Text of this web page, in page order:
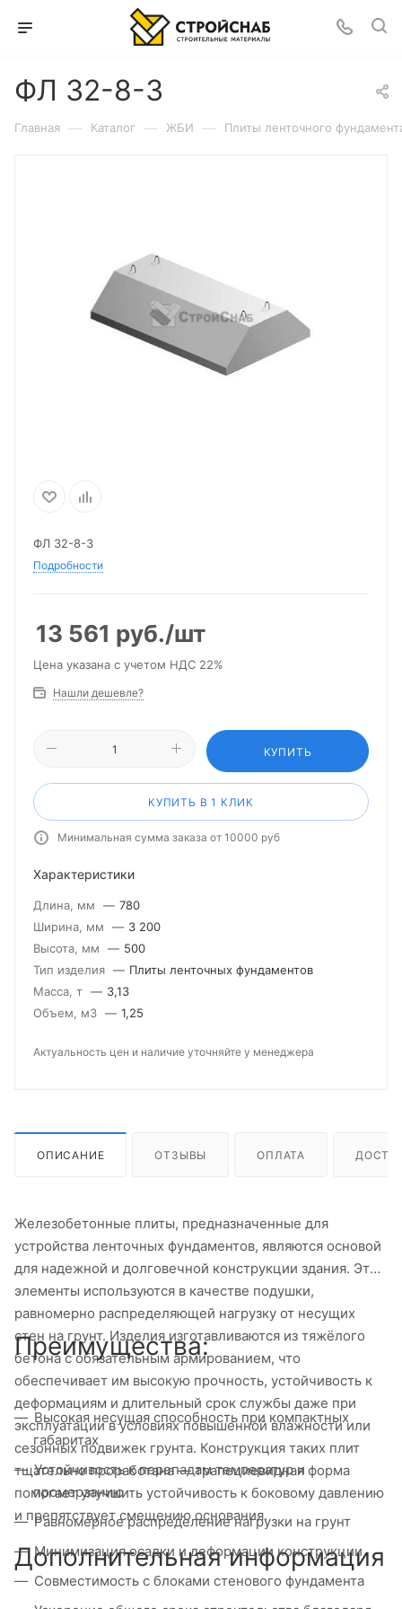
ФЛ 32-8-3
Главная — Каталог — ЖБИ — Плиты ленточного
ФЛ 32-8-3
Подробности
13 561 руб./шт
Цена указана с учетом НДС 22%
Нашли дешевле?
КУПИТЬ
КУПИТЬ В 1 КЛИК
Минимальная сумма заказа от 10000 руб
Характеристики
Длина, мм — 780
Ширина, мм
— 3 200
Высота, мм
— 500
Тип изделия — Плиты ленточных фундаментов
Масса, т — 3,13
Объем, м3 — 1,25
Актуальность цен и наличие уточняйте у менеджера
ОПИСАНИЕ ОТЗЫВЫ ОПЛАТА
Железобетонные плиты, предназначенные для
устройства ленточных фундаментов, являются основой
для надежной и долговечной конструкции здания. Эти
элементы используются в качестве подушки,
равномерно распределяющей нагрузку от несущих
стен на грунт. Изделия изготавливаются из тяжёлого
бетона с обязательным армированием, что
обеспечивает им высокую прочность, устойчивость к
деформациям и длительный срок службы даже при
эксплуатации в условиях повышенной влажности или
сезонных подвижек грунта. Конструкция таких плит
тщательно проработана — трапециевидная форма
помогает улучшить устойчивость к боковому давлению
и препятствует смещению основания.
Преимущества:
Высокая несущая способность при компактных
габаритах
Устойчивость к перепадам температур и
промерзанию
Равномерное распределение нагрузки на грунт
Минимизация осадки и деформации конструкции
Совместимость с блоками стенового фундамента
Дополнительная информация